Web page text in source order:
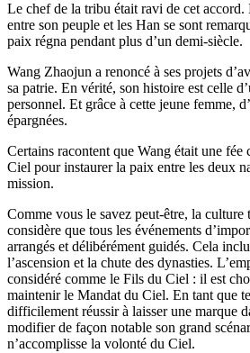
Le chef de la tribu était ravi de cet accord.
entre son peuple et les Han se sont
paix régna pendant plus d’un demi-siècle.
Wang Zhaojun a renoncé à ses projets
sa patrie. En vérité, son histoire est celle
personnel. Et grâce à cette jeune femme,
épargnées.
Certains racontent que Wang était une fée
Ciel pour instaurer la paix entre les deux
mission.
Comme vous le savez peut-être, la
considère que tous les événements
arrangés et délibérément guidés. Cela
l’ascension et la chute des dynasties.
considéré comme le Fils du Ciel : il est
maintenir le Mandat du Ciel. En tant que
difficilement réussir à laisser une marque
modifier de façon notable son grand
n’accomplisse la volonté du Ciel.